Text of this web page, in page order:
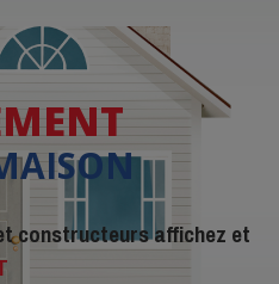
constructeurs affichez et